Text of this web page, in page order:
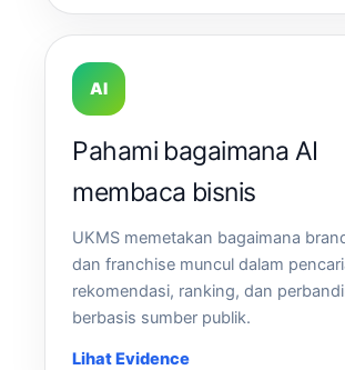
AI
Pahami bagaimana AI
membaca bisnis
UKMS memetakan bagaimana
dan franchise muncul dalam
rekomendasi, ranking, dan
berbasis sumber publik.
Lihat Evidence